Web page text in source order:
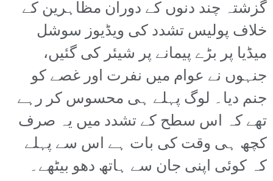
گزشتہ چند دنوں کے دوران مظاہرین کے
خلاف پولیس تشدد کی ویڈیوز سوشل
میڈیا پر بڑے پیمانے پر شیئر کی گئیں،
جنہوں نے عوام میں نفرت اور غصے کو
جنم دیا۔ لوگ پہلے ہی محسوس کر رہے
تھے کہ اس سطح کے تشدد میں یہ صرف
کچھ ہی وقت کی بات ہے اس سے پہلے
کہ کوئی اپنی جان سے ہاتھ دھو بیٹھے۔